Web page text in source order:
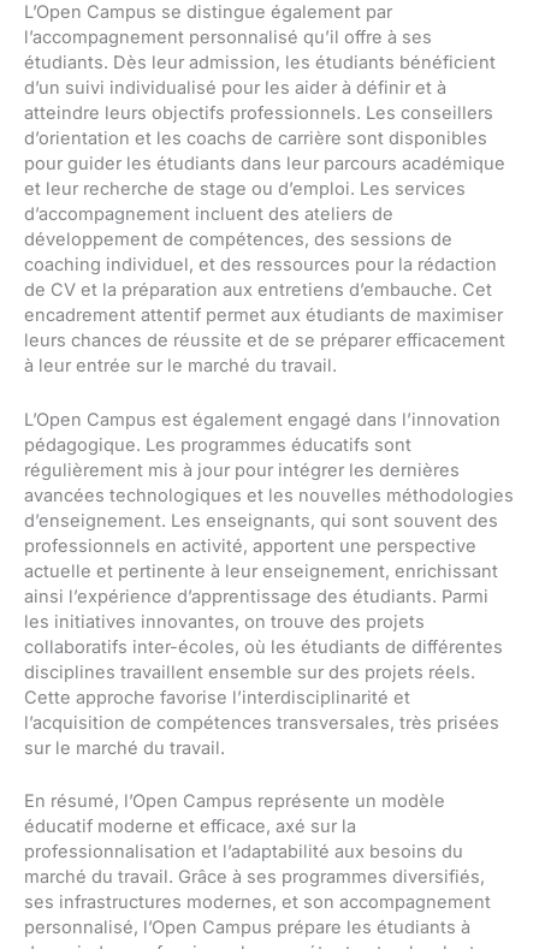
L’Open Campus se distingue également par
l’accompagnement personnalisé qu’il offre à ses
étudiants. Dès leur admission, les étudiants bénéficient
d’un suivi individualisé pour les aider à définir et à
atteindre leurs objectifs professionnels. Les conseillers
d’orientation et les coachs de carrière sont disponibles
pour guider les étudiants dans leur parcours académique
et leur recherche de stage ou d’emploi. Les services
d’accompagnement incluent des ateliers de
développement de compétences, des sessions de
coaching individuel, et des ressources pour la rédaction
de CV et la préparation aux entretiens d’embauche. Cet
encadrement attentif permet aux étudiants de maximiser
leurs chances de réussite et de se préparer efficacement
à leur entrée sur le marché du travail.
L’Open Campus est également engagé dans l’innovation
pédagogique. Les programmes éducatifs sont
régulièrement mis à jour pour intégrer les dernières
avancées technologiques et les nouvelles méthodologies
d’enseignement. Les enseignants, qui sont souvent des
professionnels en activité, apportent une perspective
actuelle et pertinente à leur enseignement, enrichissant
ainsi l’expérience d’apprentissage des étudiants. Parmi
les initiatives innovantes, on trouve des projets
collaboratifs inter-écoles, où les étudiants de différentes
disciplines travaillent ensemble sur des projets réels.
Cette approche favorise l’interdisciplinarité et
l’acquisition de compétences transversales, très prisées
sur le marché du travail.
En résumé, l’Open Campus représente un modèle
éducatif moderne et efficace, axé sur la
professionnalisation et l’adaptabilité aux besoins du
marché du travail. Grâce à ses programmes diversifiés,
ses infrastructures modernes, et son accompagnement
personnalisé, l’Open Campus prépare les étudiants à